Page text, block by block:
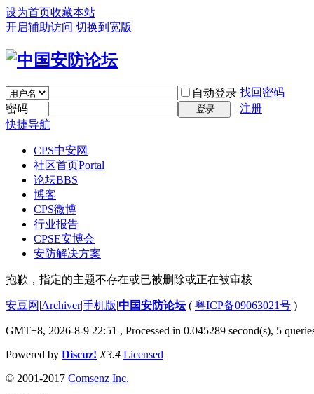
设为首页收藏本站
开启辅助访问 切换到宽版
自动登录 找回密码
密码
登录
注册
快捷导航
CPS中安网
社区首页Portal
论坛BBS
博客
CPS微博
行业报告
CPSE安博会
安防解决方案
抱歉，指定的主题不存在或已被删除或正在被审核
安豆网 |Archiver|手机版|中国安防论坛( 粤ICP备09063021号 )
GMT+8, 2026-8-9 22:51 , Processed in 0.045289 second(s), 5
Powered by Discuz! X3.4 Licensed
© 2001-2017 Comsenz Inc.